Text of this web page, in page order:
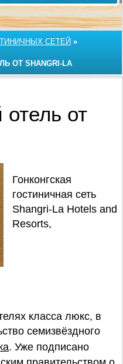
СЕТЕЙ »
ОТ SHANGRI-LA
от
Гонконгская
гостиничная сеть
Shangri-La Hotels and
Resorts,
класса люкс, в
семизвёздного
. Уже подписано